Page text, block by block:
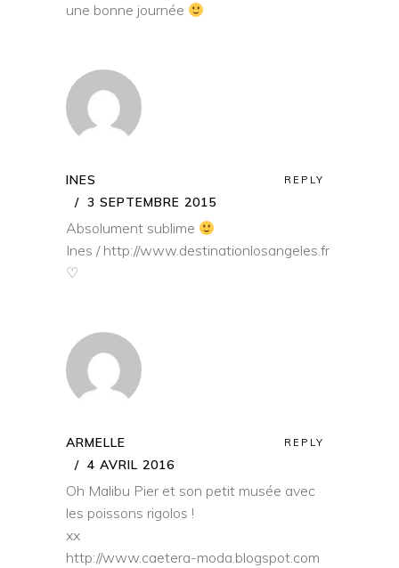
une bonne journée
INES
3 SEPTEMBRE 2015
REPLY
Absolument sublime
Ines / http://www.destinationlosangeles.fr
♡
ARMELLE
4 AVRIL 2016
REPLY
Oh Malibu Pier et son petit musée avec
les poissons rigolos !
xx
http://www.caetera-moda.blogspot.com